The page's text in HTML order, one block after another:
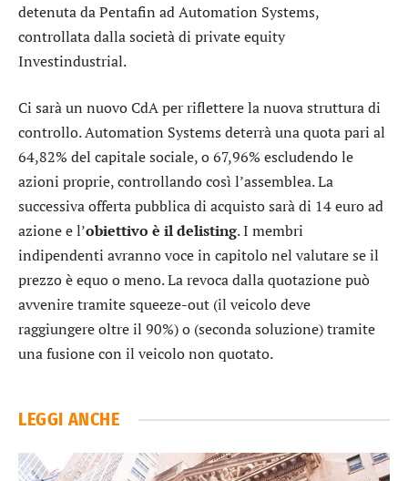
detenuta da Pentafin ad Automation Systems,
controllata dalla società di private equity
Investindustrial.
Ci sarà un nuovo CdA per riflettere la nuova struttura di
controllo. Automation Systems deterrà una quota pari al
64,82% del capitale sociale, o 67,96% escludendo le
azioni proprie, controllando così l’assemblea. La
successiva offerta pubblica di acquisto sarà di 14 euro ad
azione e l’obiettivo è il delisting. I membri
indipendenti avranno voce in capitolo nel valutare se il
prezzo è equo o meno. La revoca dalla quotazione può
avvenire tramite squeeze-out (il veicolo deve
raggiungere oltre il 90%) o (seconda soluzione) tramite
una fusione con il veicolo non quotato.
LEGGI ANCHE